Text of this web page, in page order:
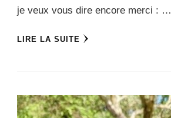
je veux vous dire encore merci : …
LIRE LA SUITE